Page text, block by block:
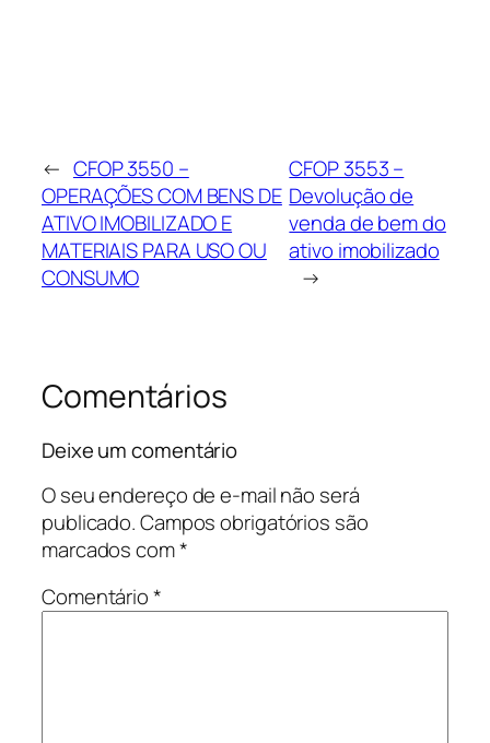
← CFOP 3550 –
OPERAÇÕES COM BENS DE
ATIVO IMOBILIZADO E
MATERIAIS PARA USO OU
CONSUMO
CFOP 3553 –
Devolução de
venda de bem do
ativo imobilizado
→
Comentários
Deixe um comentário
O seu endereço de e-mail não será
publicado.Campos obrigatórios são
marcados com*
Comentário*